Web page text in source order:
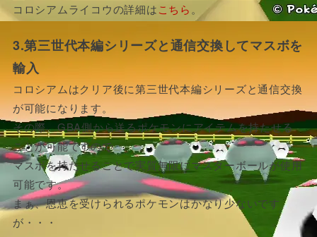
コロシアムライコウの詳細はこちら 。
3.第三世代本編シリーズと通信交換してマスボを
輸入
コロシアムはクリア後に第三世代本編シリーズと通信交換
が可能になります。
その際、GBA側から送るポケモンにアイテムを持たせる
ことが可能ですので
マスボを持たせることで実質無限にマスターボールが使用
可能です。
まぁ、恩恵を受けられるポケモンはかなり少ないです
が・・・